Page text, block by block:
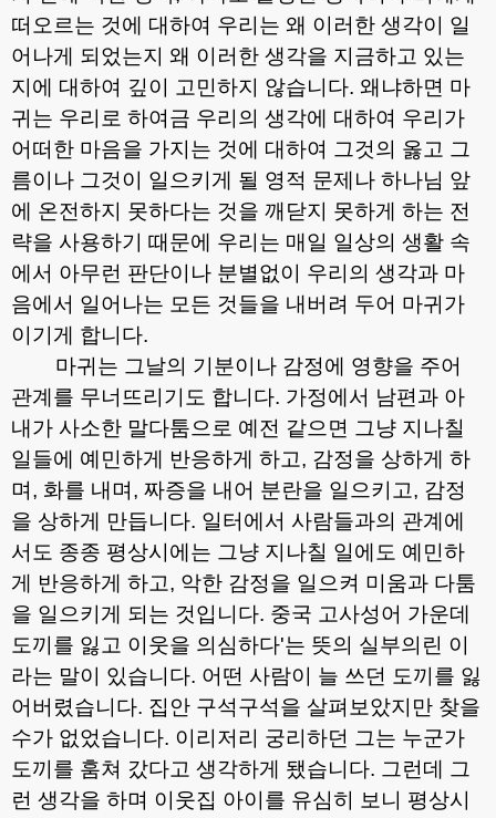
떠오르는 것에 대하여 우리는 왜 이러한 생각이 일
어나게 되었는지 왜 이러한 생각을 지금하고 있는
지에 대하여 깊이 고민하지 않습니다. 왜냐하면 마
귀는 우리로 하여금 우리의 생각에 대하여 우리가
어떠한 마음을 가지는 것에 대하여 그것의 옳고 그
름이나 그것이 일으키게 될 영적 문제나 하나님 앞
에 온전하지 못하다는 것을 깨닫지 못하게 하는 전
략을 사용하기 때문에 우리는 매일 일상의 생활 속
에서 아무런 판단이나 분별없이 우리의 생각과 마
음에서 일어나는 모든 것들을 내버려 두어 마귀가
이기게 합니다.
마귀는 그날의 기분이나 감정에 영향을 주어
관계를 무너뜨리기도 합니다. 가정에서 남편과 아
내가 사소한 말다툼으로 예전 같으면 그냥 지나칠
일들에 예민하게 반응하게 하고, 감정을 상하게 하
며 , 화를 내며 , 짜증을 내어 분란을 일으키고, 감정
을 상하게 만듭니다. 일터에서 사람들과의 관계에
서도 종종 평상시에는 그냥 지나칠 일에도 예민하
게 반응하게 하고, 악한 감정을 일으켜 미움과 다툼
을 일으키게 되는 것입니다. 중국 고사성어 가운데
도끼를 잃고 이웃을 의심하다'는 뜻의 실부의린 이
라는 말이 있습니다. 어떤 사람이 늘 쓰던 도끼를 잃
어버렸습니다. 집안 구석구석을 살펴보았지만 찾을
수가 없었습니다. 이리저리 궁리하던 그는 누군가
도끼를 훔쳐 갔다고 생각하게 됐습니다. 그런데 그
런 생각을 하며 이웃집 아이를 유심히 보니 평상시